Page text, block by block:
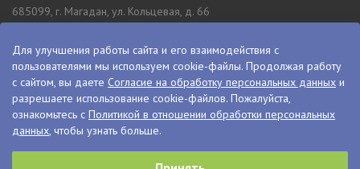
685099, г. Магадан, ул. Кольцевая, д. 66
8 (4132) 61-76-67
Туристский информационный центр Магаданской области
685000, г. Магадан, ул. Пролетарская, д. 11
visitkolyma@mail.ru
+7 (4132) 60-70-11
+7 (4132) 61-73-15
Для улучшения работы сайта и его взаимодействия с
пользователями мы используем cookie-файлы. Продолжая работу
с сайтом, вы даете Согласие на обработку персональных данных и
разрешаете использование cookie-файлов. Пожалуйста,
ознакомьтесь с Политикой в отношении обработки персональных
данных, чтобы узнать больше.